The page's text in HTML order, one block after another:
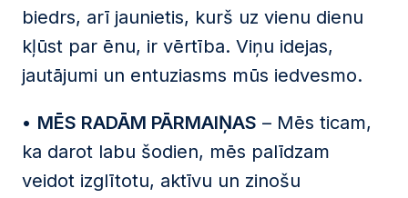
biedrs, arī jaunietis, kurš uz vienu dienu
kļūst par ēnu, ir vērtība. Viņu idejas,
jautājumi un entuziasms mūs iedvesmo.
• MĒS RADĀM PĀRMAIŅAS – Mēs ticam,
ka darot labu šodien, mēs palīdzam
veidot izglītotu, aktīvu un zinošu